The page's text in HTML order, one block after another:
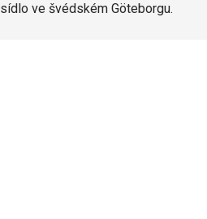
ve švédském Göteborgu.